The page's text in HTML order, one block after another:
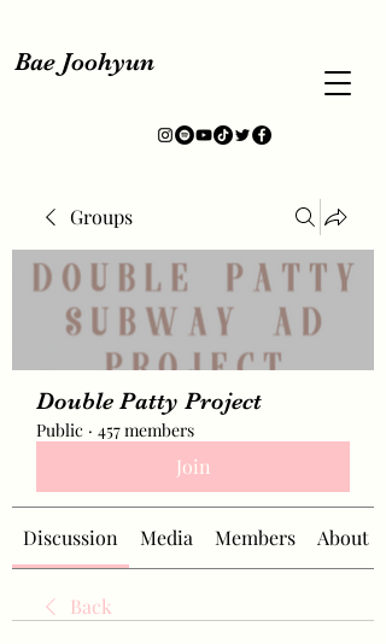
Bae Joohyun
Groups
Double Patty Project
Public · 457 members
Join
Discussion Media Members About
Back